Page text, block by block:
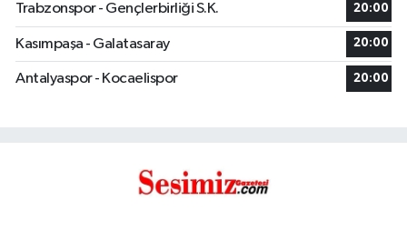
Trabzonspor - Gençlerbirliği S.K. 20:00
Kasımpaşa - Galatasaray 20:00
Antalyaspor - Kocaelispor 20:00